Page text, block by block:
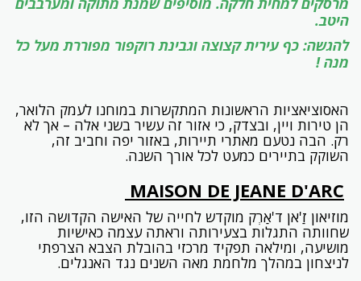
היטב.
להגשה: כף עירית קצוצה וגבינת רוקפור מפוררת מעל כל
מנה !
האסוציאציות הראשונות המתקשרות במוחנו לעמק הלואר,
הן טירות ויין, ובצדק, כי אזור זה עשיר בשני אלה – אך לא
רק. הבה נטעם מאתרי תיירות, באזור יפה וחביב זה,
השוקק בתיירים כמעט לכל אורך השנה.
MAISON DE JEANE D'ARC
מוזיאון זַ'אן ד'אַרְק מוקדש לחייה של האישה הקדושה הזו,
שחוותה התגלות בצעירותה וראתה עצמה כאישיות
מושיעה, ומילאה תפקיד מרכזי בהובלת הצבא הצרפתי
לניצחון במהלך מלחמת מאה השנים נגד האנגלים.